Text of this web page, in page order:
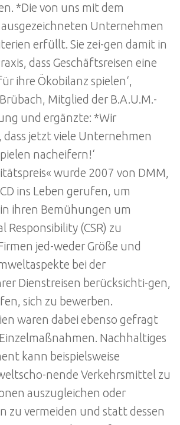
*Die von uns mit dem
Unternehmen
erfüllt. Sie zei-gen damit in
dass Geschäftsreisen eine
ihre Ökobilanz spielen‘,
Mitglied der B.A.U.M.-
und ergänzte: *Wir
jetzt viele Unternehmen
nacheifern!‘
wurde 2007 von DMM,
ins Leben gerufen, um
ihren Bemühungen um
Responsibility (CSR) zu
jed-weder Größe und
bei der
Dienstreisen berücksichti-gen,
sich zu bewerben.
waren dabei ebenso gefragt
Nachhaltiges
kann beispielsweise
nende Verkehrsmittel zu
auszugleichen oder
zu vermeiden und statt dessen